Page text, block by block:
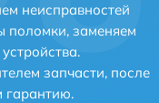
неисправностей
поломки, заменяем
запчасти, после
гарантию.